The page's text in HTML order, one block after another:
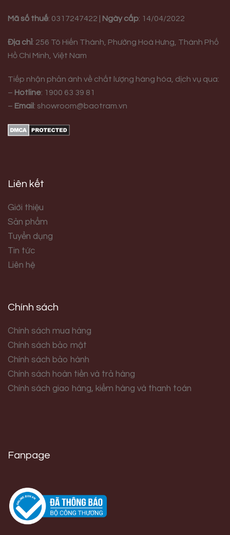
Mã số thuế: 0317247422 | Ngày cấp: 14/04/2022
Địa chỉ: 256 Tô Hiến Thành, Phường Hoà Hưng, Thành Phố
Hồ Chí Minh, Việt Nam
Tiếp nhận phản ánh về chất lượng hàng hóa, dịch vụ qua:
– Hotline: 1900 63 39 81
– Email : showroom@baotram.vn
Liên kết
Giới thiệu
Sản phẩm
Tuyển dụng
Tin tức
Liên hệ
Chính sách
Chính sách mua hàng
Chính sách bảo mật
Chính sách bảo hành
Chính sách hoàn tiền và trả hàng
Chính sách giao hàng, kiểm hàng và thanh toán
Fanpage